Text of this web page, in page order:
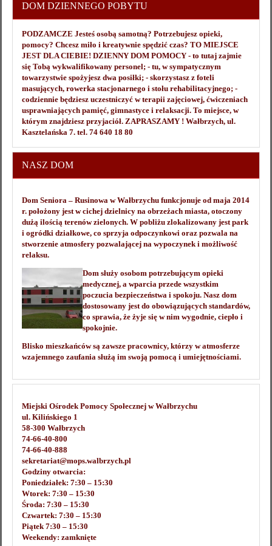
DOM DZIENNEGO POBYTU
PODZAMCZE Jesteś osobą samotną? Potrzebujesz opieki,
pomocy? Chcesz miło i kreatywnie spędzić czas? TO MIEJSCE
JEST DLA CIEBIE! DZIENNY DOM POMOCY - to tutaj zajmie
się Tobą wykwalifikowany personel; - tu, w sympatycznym
towarzystwie spożyjesz dwa posiłki; - skorzystasz z foteli
masujących, rowerka stacjonarnego i stołu rehabilitacyjnego; -
codziennie będziesz uczestniczyć w terapii zajęciowej, ćwiczeniach
usprawniających pamięć, gimnastyce i relaksacji. To miejsce, w
którym znajdziesz przyjaciół. ZAPRASZAMY ! Wałbrzych, ul.
Kasztelańska 7. tel. 74 640 18 80
NASZ DOM
Dom Seniora – Rusinowa w Wałbrzychu funkcjonuje od maja 2014
r. położony jest w cichej dzielnicy na obrzeżach miasta, otoczony
dużą ilością terenów zielonych. W pobliżu zlokalizowany jest park
i ogródki działkowe, co sprzyja odpoczynkowi oraz pozwala na
stworzenie atmosfery pozwalającej na wypoczynek i możliwość
relaksu.
Dom służy osobom potrzebującym opieki
medycznej, a wparcia przede wszystkim
poczucia bezpieczeństwa i spokoju. Nasz dom
dostosowany jest do obowiązujących standardów,
co sprawia, że żyje się w nim wygodnie, ciepło i
spokojnie.
Blisko mieszkańców są zawsze pracownicy, którzy w atmosferze
wzajemnego zaufania służą im swoją pomocą i umiejętnościami.
Miejski Ośrodek Pomocy Społecznej w Wałbrzychu
ul. Kilińskiego 1
58-300 Wałbrzych
74-66-40-800
74-66-40-888
sekretariat@mops.walbrzych.pl
Godziny otwarcia:
Poniedziałek: 7:30 – 15:30
Wtorek: 7:30 – 15:30
Środa: 7:30 – 15:30
Czwartek: 7:30 – 15:30
Piątek 7:30 – 15:30
Weekendy: zamknięte